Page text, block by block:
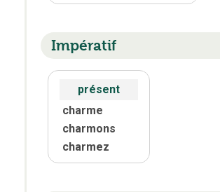
Impératif
présent
charme
charmons
charmez